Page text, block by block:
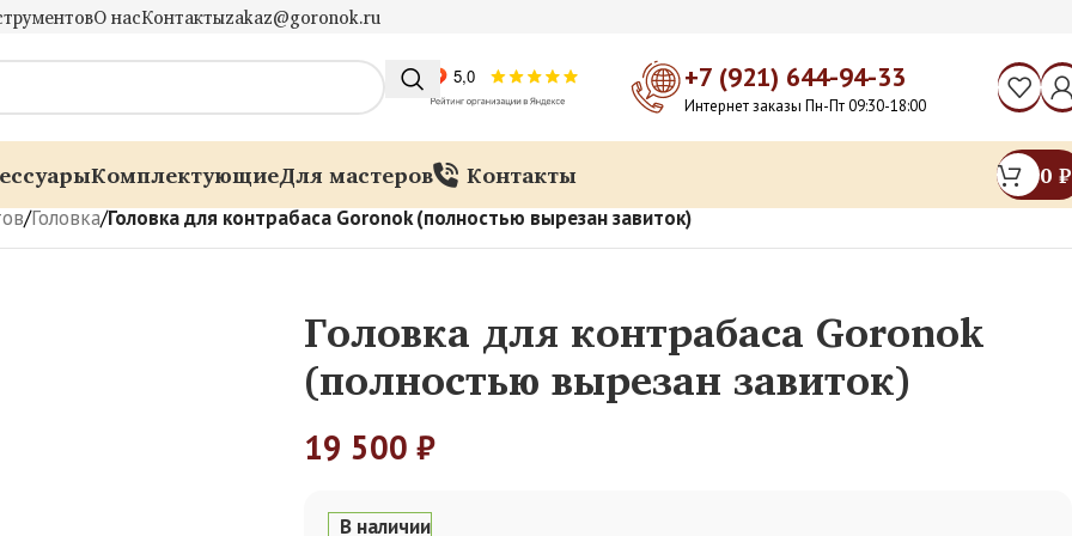
О насКонтактыzakaz@goronok.ru
+7 (921) 644-94-33
Интернет заказы Пн-Пт 09:30-18:00
КомплектующиеДля мастеров Контакты 0 ₽
/Головка/Головка для контрабаса Goronok (полностью вырезан завиток)
Головка для контрабаса Goronok
(полностью вырезан завиток)
19 500 ₽
В наличии